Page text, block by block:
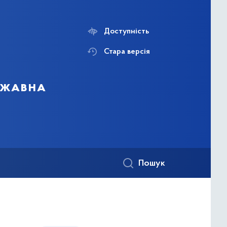
Доступність
Стара версія
Пошук